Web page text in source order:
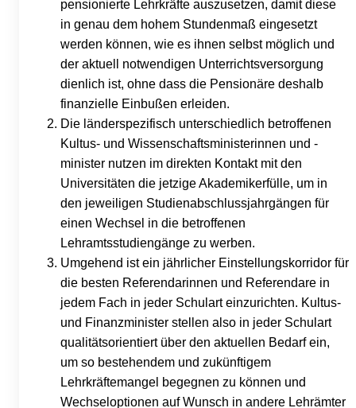
pensionierte Lehrkräfte auszusetzen, damit diese
in genau dem hohem Stundenmaß eingesetzt
werden können, wie es ihnen selbst möglich und
der aktuell notwendigen Unterrichtsversorgung
dienlich ist, ohne dass die Pensionäre deshalb
finanzielle Einbußen erleiden.
Die länderspezifisch unterschiedlich betroffenen
Kultus- und Wissenschaftsministerinnen und -
minister nutzen im direkten Kontakt mit den
Universitäten die jetzige Akademikerfülle, um in
den jeweiligen Studienabschlussjahrgängen für
einen Wechsel in die betroffenen
Lehramtsstudiengänge zu werben.
Umgehend ist ein jährlicher Einstellungskorridor für
die besten Referendarinnen und Referendare in
jedem Fach in jeder Schulart einzurichten. Kultus-
und Finanzminister stellen also in jeder Schulart
qualitätsorientiert über den aktuellen Bedarf ein,
um so bestehendem und zukünftigem
Lehrkräftemangel begegnen zu können und
Wechseloptionen auf Wunsch in andere Lehrämter